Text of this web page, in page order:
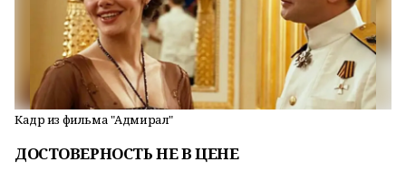
Кадр из фильма "Адмирал"
ДОСТОВЕРНОСТЬ НЕ В ЦЕНЕ